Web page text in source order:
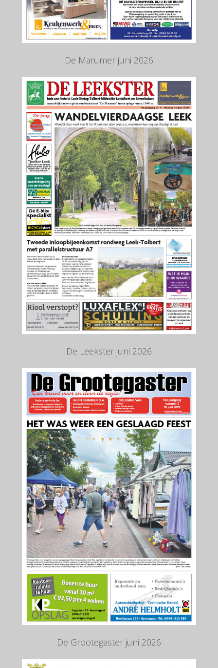
De Marumer juni 2026
De Leekster juni 2026
De Grootegaster juni 2026